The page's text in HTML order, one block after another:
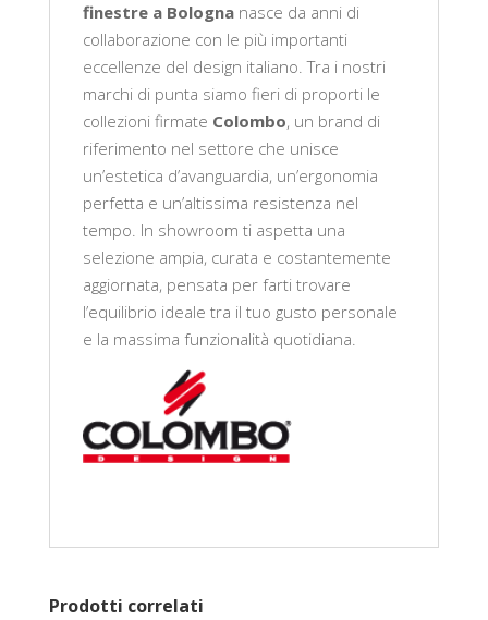
finestre a Bolognanasce da anni di
collaborazione con le più importanti
eccellenze del design italiano. Tra i nostri
marchi di punta siamo fieri di proporti le
collezioni firmate Colombo, un brand di
riferimento nel settore che unisce
un’estetica d’avanguardia, un’ergonomia
perfetta e un’altissima resistenza nel
tempo. In showroom ti aspetta una
selezione ampia, curata e costantemente
aggiornata, pensata per farti trovare
l’equilibrio ideale tra il tuo gusto personale
e la massima funzionalità quotidiana.
Prodotti correlati